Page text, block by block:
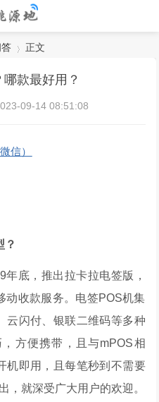
›
正文
款最好用？
09-14 08:51:08
信）
？
年底，推出拉卡拉电签版，
动收款服务。电签POS机集
云闪付、银联二维码等多种
方便携带，且与mPOS相
机即用，且每笔秒到不需要
，就深受广大用户的欢迎。